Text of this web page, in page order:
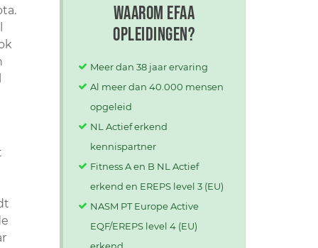
Waarom EFAA
opleidingen?
Meer dan 38 jaar ervaring
Al meer dan 40.000 mensen
opgeleid
NL Actief erkend
kennispartner
Fitness A en B NL Actief
erkend en EREPS level 3 (EU)
NASM PT Europe Active
EQF/EREPS level 4 (EU)